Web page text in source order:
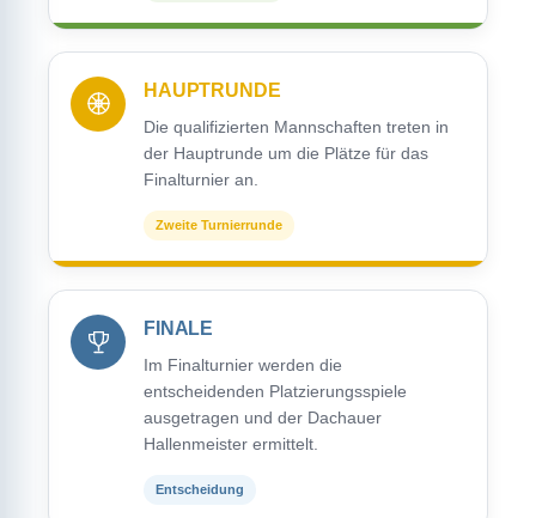
HAUPTRUNDE
Die qualifizierten Mannschaften treten in
der Hauptrunde um die Plätze für das
Finalturnier an.
Zweite Turnierrunde
FINALE
Im Finalturnier werden die
entscheidenden Platzierungsspiele
ausgetragen und der Dachauer
Hallenmeister ermittelt.
Entscheidung